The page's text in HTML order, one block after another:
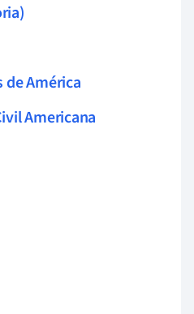
de América
Americana